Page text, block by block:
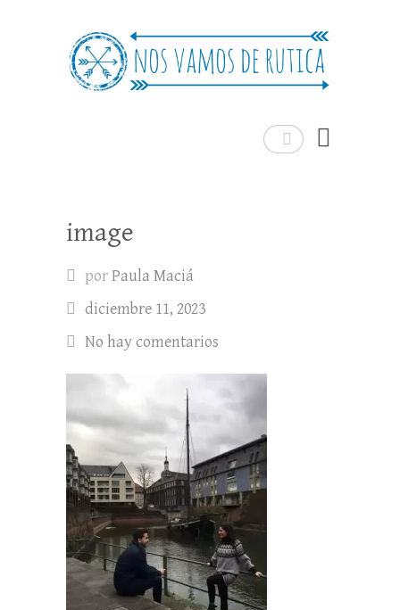
Buscar
Nos Vamos de Rutica
image
porPaula Maciá
diciembre 11, 2023
No hay comentarios